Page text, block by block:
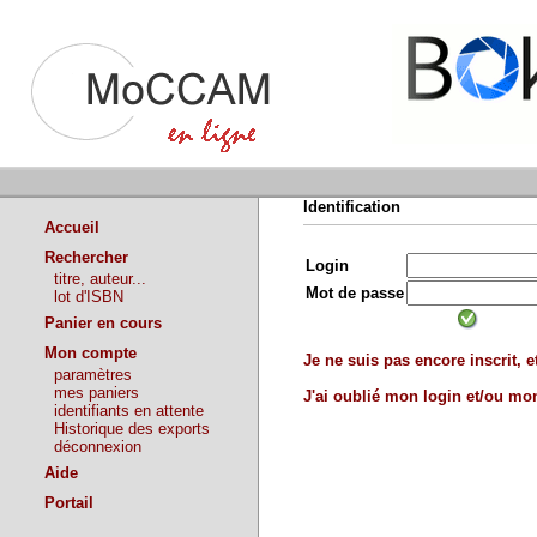
Accueil
Rechercher
titre, auteur...
lot d'ISBN
Panier en cours
Mon compte
paramètres
mes paniers
identifiants en attente
Historique des exports
déconnexion
Aide
Portail
Identification
Login
Mot de passe
Je ne suis pas encore inscrit,
J'ai oublié mon login et/ou